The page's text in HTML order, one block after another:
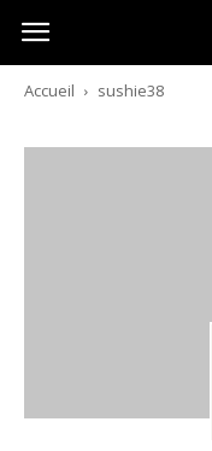
Australia-
australie.com
Accueil sushie38